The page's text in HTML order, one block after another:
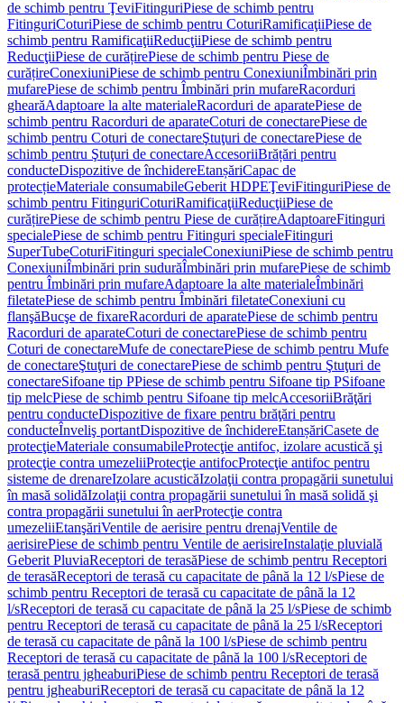
de schimb pentru ŢeviFitinguriPiese de schimb pentru
FitinguriCoturiPiese de schimb pentru CoturiRamificaţiiPiese de
schimb pentru RamificaţiiReducţiiPiese de schimb pentru
ReducţiiPiese de curățirePiese de schimb pentru Piese de
curățireConexiuniPiese de schimb pentru ConexiuniÎmbinări prin
mufarePiese de schimb pentru Îmbinări prin mufareRacorduri
ghearăAdaptoare la alte materialeRacorduri de aparatePiese de
schimb pentru Racorduri de aparateCoturi de conectarePiese de
schimb pentru Coturi de conectareŞtuţuri de conectarePiese de
schimb pentru Ştuţuri de conectareAccesoriiBrățări pentru
conducteDispozitive de închidereEtanșăriCapac de
protecțieMateriale consumabileGeberit HDPEŢeviFitinguriPiese de
schimb pentru FitinguriCoturiRamificaţiiReducţiiPiese de
curățirePiese de schimb pentru Piese de curățireAdaptoareFitinguri
specialePiese de schimb pentru Fitinguri specialeFitinguri
SuperTubeCoturiFitinguri specialeConexiuniPiese de schimb pentru
ConexiuniÎmbinări prin sudurăÎmbinări prin mufarePiese de schimb
pentru Îmbinări prin mufareAdaptoare la alte materialeÎmbinări
filetatePiese de schimb pentru Îmbinări filetateConexiuni cu
flanşăBucşe de fixareRacorduri de aparatePiese de schimb pentru
Racorduri de aparateCoturi de conectarePiese de schimb pentru
Coturi de conectareMufe de conectarePiese de schimb pentru Mufe
de conectareŞtuţuri de conectarePiese de schimb pentru Ştuţuri de
conectareSifoane tip PPiese de schimb pentru Sifoane tip PSifoane
tip melcPiese de schimb pentru Sifoane tip melcAccesoriiBrăţări
pentru conducteDispozitive de fixare pentru brăţări pentru
conducteÎnveliş portantDispozitive de închidereEtanșăriCasete de
protecţieMateriale consumabileProtecţie antifoc, izolare acustică şi
protecţie contra umezeliiProtecţie antifocProtecţie antifoc pentru
sisteme de drenareIzolare acusticăIzolaţii contra propagării sunetului
în masă solidăIzolaţii contra propagării sunetului în masă solidă şi
contra propagării sunetului în aerProtecţie contra
umezeliiEtanşăriVentile de aerisire pentru drenajVentile de
aerisirePiese de schimb pentru Ventile de aerisireInstalaţie pluvială
Geberit PluviaReceptori de terasăPiese de schimb pentru Receptori
de terasăReceptori de terasă cu capacitate de până la 12 l/sPiese de
schimb pentru Receptori de terasă cu capacitate de până la 12
l/sReceptori de terasă cu capacitate de până la 25 l/sPiese de schimb
pentru Receptori de terasă cu capacitate de până la 25 l/sReceptori
de terasă cu capacitate de până la 100 l/sPiese de schimb pentru
Receptori de terasă cu capacitate de până la 100 l/sReceptori de
terasă pentru jgheaburiPiese de schimb pentru Receptori de terasă
pentru jgheaburiReceptori de terasă cu capacitate de până la 12